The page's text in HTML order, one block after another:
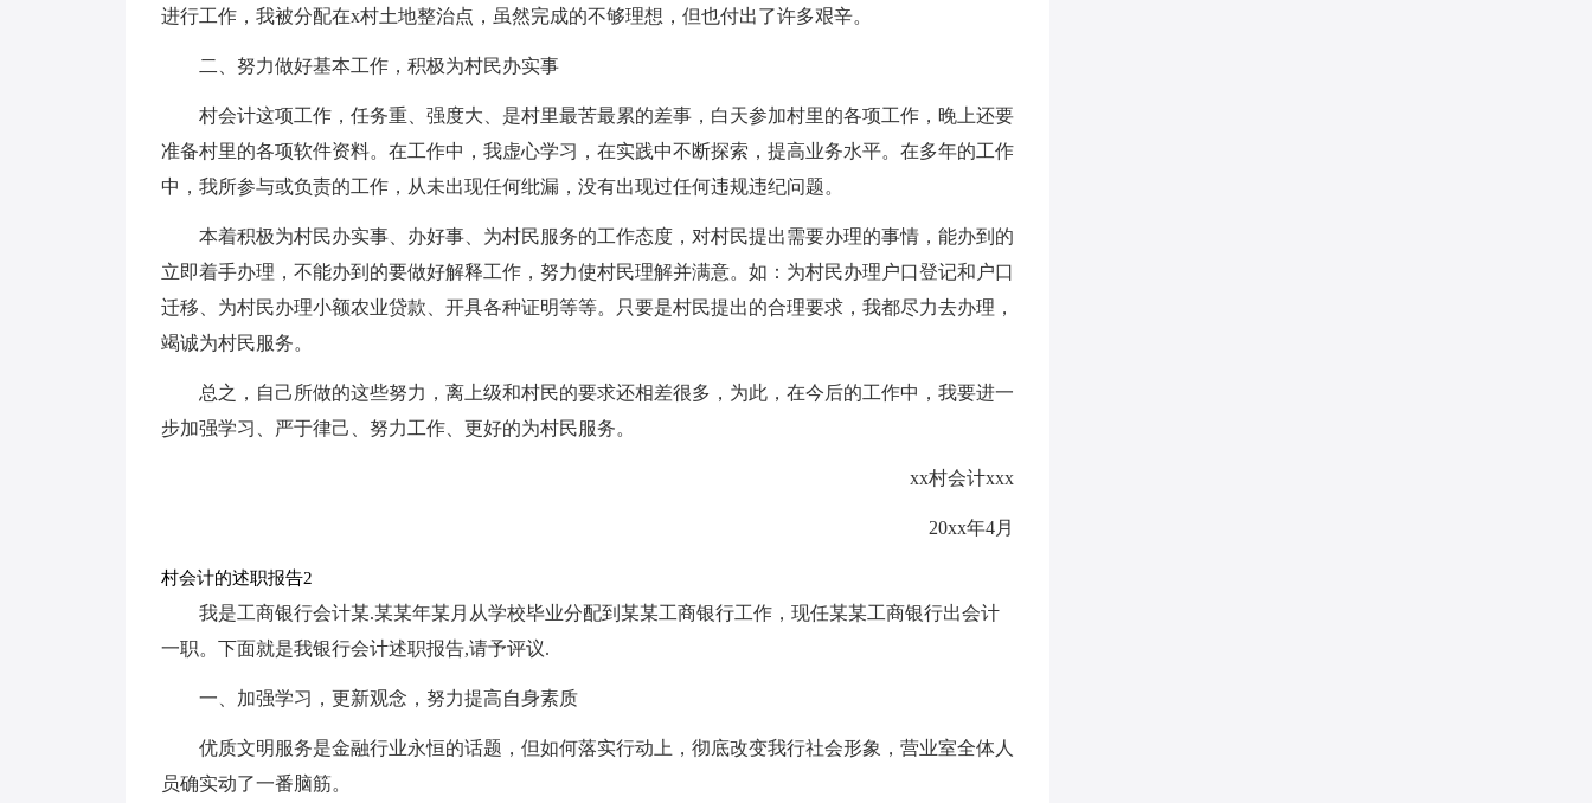
进行工作，我被分配在x村土地整治点，虽然完成的不够理想，但也付出了许多艰辛。
二、努力做好基本工作，积极为村民办实事
村会计这项工作，任务重、强度大、是村里最苦最累的差事，白天参加村里的各项工作，晚上还要
准备村里的各项软件资料。在工作中，我虚心学习，在实践中不断探索，提高业务水平。在多年的工作
中，我所参与或负责的工作，从未出现任何纰漏，没有出现过任何违规违纪问题。
本着积极为村民办实事、办好事、为村民服务的工作态度，对村民提出需要办理的事情，能办到的
立即着手办理，不能办到的要做好解释工作，努力使村民理解并满意。如：为村民办理户口登记和户口
迁移、为村民办理小额农业贷款、开具各种证明等等。只要是村民提出的合理要求，我都尽力去办理，
竭诚为村民服务。
总之，自己所做的这些努力，离上级和村民的要求还相差很多，为此，在今后的工作中，我要进一
步加强学习、严于律己、努力工作、更好的为村民服务。
xx村会计xxx
20xx年4月
村会计的述职报告2
我是工商银行会计某.某某年某月从学校毕业分配到某某工商银行工作，现任某某工商银行出会计
一职。下面就是我银行会计述职报告,请予评议.
一、加强学习，更新观念，努力提高自身素质
优质文明服务是金融行业永恒的话题，但如何落实行动上，彻底改变我行社会形象，营业室全体人
员确实动了一番脑筋。